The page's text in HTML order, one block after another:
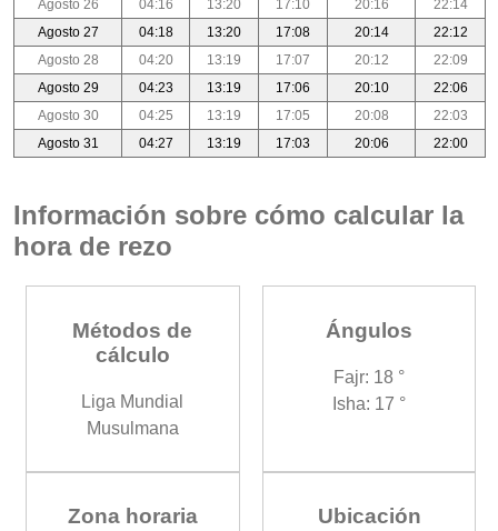
Agosto 26
04:16 13:20 17:10 20:16
22:14
Agosto 27
04:18 13:20 17:08 20:14
22:12
Agosto 28
04:20 13:19 17:07 20:12
22:09
Agosto 29
04:23 13:19 17:06 20:10
22:06
Agosto 30
04:25 13:19 17:05 20:08
22:03
Agosto 31
04:27 13:19 17:03 20:06 22:00
Información sobre cómo calcular la
hora de rezo
Métodos de
cálculo
Liga Mundial
Musulmana
Ángulos
Fajr: 18 °
Isha: 17 °
Zona horaria Ubicación